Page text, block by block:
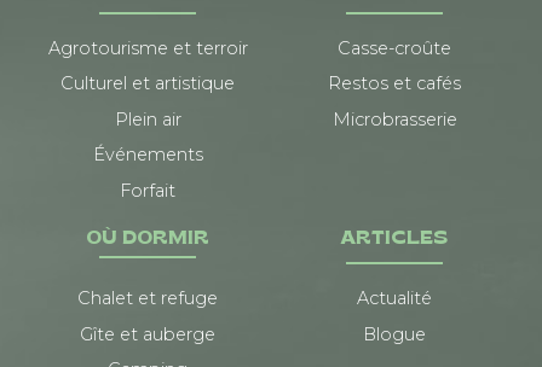
Agrotourisme et terroir
Culturel et artistique
Plein air
Événements
Forfait
Casse-croûte
Restos et cafés
Microbrasserie
OÙ DORMIR
Chalet et refuge
Gîte et auberge
ARTICLES
Actualité
Blogue